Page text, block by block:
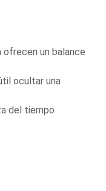
ofrecen un balance
ocultar una
del tiempo